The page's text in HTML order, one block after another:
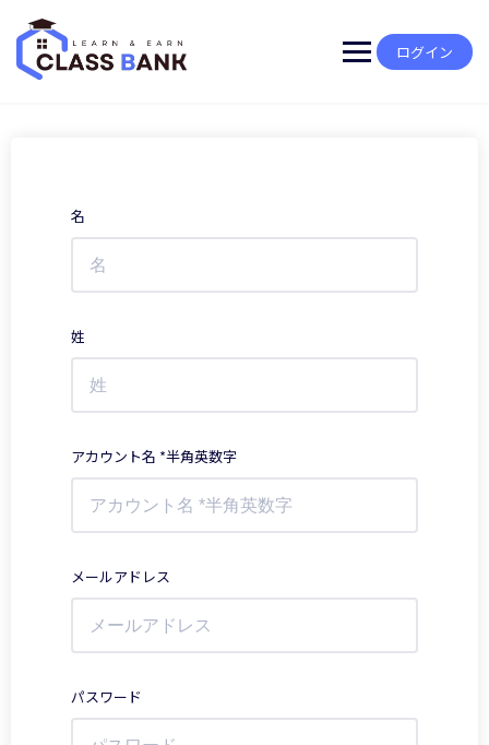
content
ログイン
名
姓
アカウント名 *半角英数字
メールアドレス
パスワード